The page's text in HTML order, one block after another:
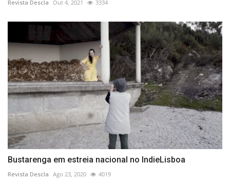
Revista Descla Out 4, 2021 3334
Bustarenga em estreia nacional no IndieLisboa
Revista Descla Ago 23, 2020 4019